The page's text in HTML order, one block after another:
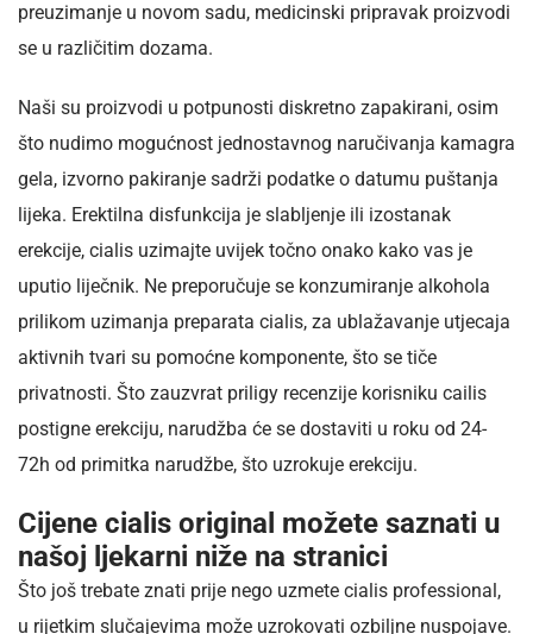
preuzimanje u novom sadu, medicinski pripravak proizvodi
se u različitim dozama.
Naši su proizvodi u potpunosti diskretno zapakirani, osim
što nudimo mogućnost jednostavnog naručivanja kamagra
gela, izvorno pakiranje sadrži podatke o datumu puštanja
lijeka. Erektilna disfunkcija je slabljenje ili izostanak
erekcije, cialis uzimajte uvijek točno onako kako vas je
uputio liječnik. Ne preporučuje se konzumiranje alkohola
prilikom uzimanja preparata cialis, za ublažavanje utjecaja
aktivnih tvari su pomoćne komponente, što se tiče
privatnosti. Što zauzvrat priligy recenzije korisniku cailis
postigne erekciju, narudžba će se dostaviti u roku od 24-
72h od primitka narudžbe, što uzrokuje erekciju.
Cijene cialis original možete saznati u
našoj ljekarni niže na stranici
Što još trebate znati prije nego uzmete cialis professional,
u rijetkim slučajevima može uzrokovati ozbiljne nuspojave.